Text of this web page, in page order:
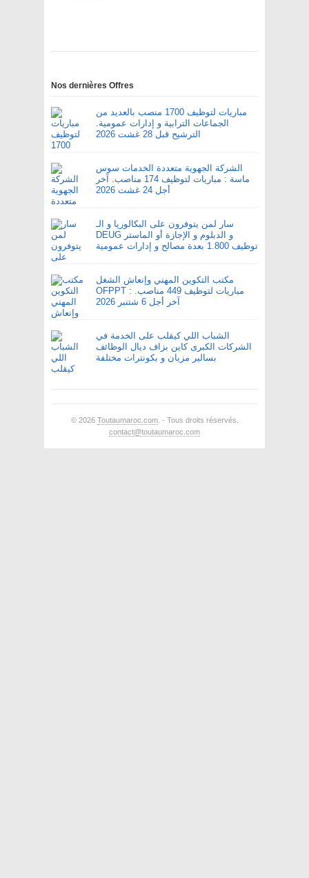
Nos dernières Offres
مباريات لتوظيف 1700 منصب بالعديد من
الجماعات الترابية و إدارات عمومية.
الترشيح قبل 28 غشت 2026
الشركة الجهوية متعددة الخدمات سوس
ماسة : مباريات لتوظيف 174 مناصب. آخر
أجل 24 غشت 2026
سار لمن يتوفرون على البكالوريا و الـ
DEUG و الدبلوم و الإجازة أو الماستر
توظيف 1.800 بعدة مصالح و إدارات عمومية
مكتب التكوين المهني وإنعاش الشغل
OFPPT : مباريات لتوظيف 449 مناصب.
آخر أجل 6 شتنبر 2026
الشباب اللي كيقلب على الخدمة في
الشركات الكبرى كاين بزاف ديال الوظائف
بسالير مزيان و بكونترات مختلفة
© 2026 Toutaumaroc.com. - Tous droits réservés.
contact@toutaumaroc.com